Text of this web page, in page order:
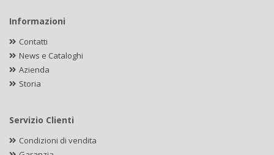
Informazioni
Contatti
News e Cataloghi
Azienda
Storia
Servizio Clienti
Condizioni di vendita